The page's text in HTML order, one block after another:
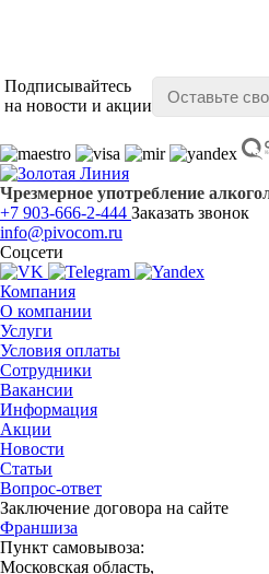
Подписывайтесь
на новости и акции
Чрезмерное употребление
+7 903-666-2-444 Заказать звонок
info@pivocom.ru
Соцсети
Компания
О компании
Услуги
Условия оплаты
Сотрудники
Вакансии
Информация
Акции
Новости
Статьи
Вопрос-ответ
Заключение договора на сайте
Франшиза
Пункт самовывоза:
Московская область,